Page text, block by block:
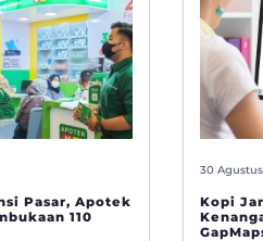
Pasar, Apotek
110
30
Kopi